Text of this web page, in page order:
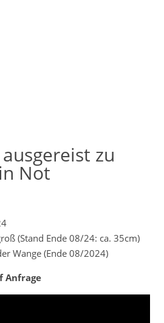
ausgereist zu
Not
(Stand Ende 08/24: ca. 35cm)
Wange (Ende 08/2024)
Anfrage